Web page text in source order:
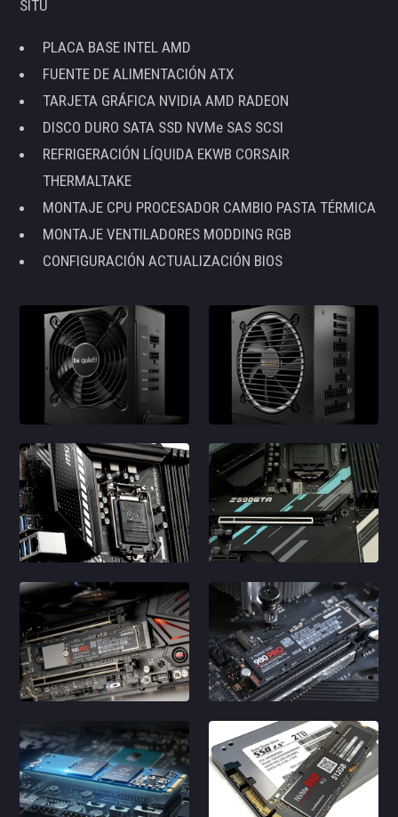
SITU
PLACA BASE INTEL AMD
FUENTE DE ALIMENTACIÓN ATX
TARJETA GRÁFICA NVIDIA AMD RADEON
DISCO DURO SATA SSD NVMe SAS SCSI
REFRIGERACIÓN LÍQUIDA EKWB CORSAIR
THERMALTAKE
MONTAJE CPU PROCESADOR CAMBIO PASTA TÉRMICA
MONTAJE VENTILADORES MODDING RGB
CONFIGURACIÓN ACTUALIZACIÓN BIOS